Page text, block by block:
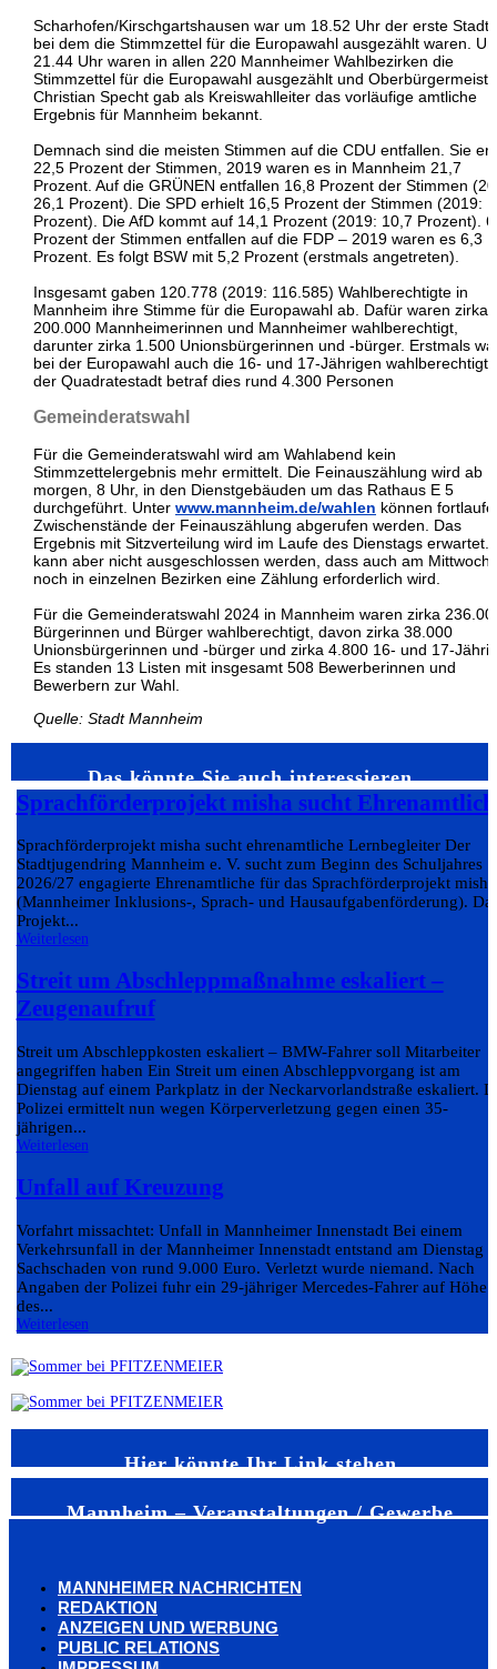
Scharhofen/Kirschgartshausen war um 18.52 Uhr der erste
bei dem die Stimmzettel für die Europawahl ausgezählt waren.
21.44 Uhr waren in allen 220 Mannheimer Wahlbezirken die
Stimmzettel für die Europawahl ausgezählt und
Christian Specht gab als Kreiswahlleiter das vorläufige amtliche
Ergebnis für Mannheim bekannt.
Demnach sind die meisten Stimmen auf die CDU entfallen. Sie
22,5 Prozent der Stimmen, 2019 waren es in Mannheim 21,7
Prozent. Auf die GRÜNEN entfallen 16,8 Prozent der Stimmen
26,1 Prozent). Die SPD erhielt 16,5 Prozent der Stimmen (2019:
Prozent). Die AfD kommt auf 14,1 Prozent (2019: 10,7 Prozent).
Prozent der Stimmen entfallen auf die FDP – 2019 waren es 6,3
Prozent. Es folgt BSW mit 5,2 Prozent (erstmals angetreten).
Insgesamt gaben 120.778 (2019: 116.585) Wahlberechtigte in
Mannheim ihre Stimme für die Europawahl ab. Dafür waren zirka
200.000 Mannheimerinnen und Mannheimer wahlberechtigt,
darunter zirka 1.500 Unionsbürgerinnen und -bürger. Erstmals
bei der Europawahl auch die 16- und 17-Jährigen wahlberechtigt,
der Quadratestadt betraf dies rund 4.300 Personen
Gemeinderatswahl
Für die Gemeinderatswahl wird am Wahlabend kein
Stimmzettelergebnis mehr ermittelt. Die Feinauszählung wird ab
morgen, 8 Uhr, in den Dienstgebäuden um das Rathaus E 5
durchgeführt. Unter www.mannheim.de/wahlen können
Zwischenstände der Feinauszählung abgerufen werden. Das
Ergebnis mit Sitzverteilung wird im Laufe des Dienstags erwartet.
kann aber nicht ausgeschlossen werden, dass auch am Mittwoch
noch in einzelnen Bezirken eine Zählung erforderlich wird.
Für die Gemeinderatswahl 2024 in Mannheim waren zirka
Bürgerinnen und Bürger wahlberechtigt, davon zirka 38.000
Unionsbürgerinnen und -bürger und zirka 4.800 16- und 17-
Es standen 13 Listen mit insgesamt 508 Bewerberinnen und
Bewerbern zur Wahl.
Quelle: Stadt Mannheim
Das könnte Sie auch interessieren…
Sprachförderprojekt misha sucht
Sprachförderprojekt misha sucht ehrenamtliche Lernbegleiter Der
Stadtjugendring Mannheim e. V. sucht zum Beginn des Schuljahres
2026/27 engagierte Ehrenamtliche für das Sprachförderprojekt misha
(Mannheimer Inklusions-, Sprach- und Hausaufgabenförderung).
Projekt...
Weiterlesen
Streit um Abschleppmaßnahme eskaliert –
Zeugenaufruf
Streit um Abschleppkosten eskaliert – BMW-Fahrer soll Mitarbeiter
angegriffen haben Ein Streit um einen Abschleppvorgang ist am
Dienstag auf einem Parkplatz in der Neckarvorlandstraße eskaliert.
Polizei ermittelt nun wegen Körperverletzung gegen einen 35-
jährigen...
Weiterlesen
Unfall auf Kreuzung
Vorfahrt missachtet: Unfall in Mannheimer Innenstadt Bei einem
Verkehrsunfall in der Mannheimer Innenstadt entstand am Dienstag
Sachschaden von rund 9.000 Euro. Verletzt wurde niemand. Nach
Angaben der Polizei fuhr ein 29-jähriger Mercedes-Fahrer auf Höhe
des...
Weiterlesen
Hier könnte Ihr Link stehen
Mannheim – Veranstaltungen / Gewerbe
MANNHEIMER NACHRICHTEN
REDAKTION
ANZEIGEN UND WERBUNG
PUBLIC RELATIONS